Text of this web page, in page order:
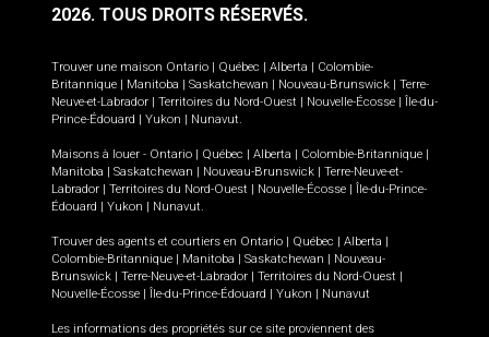
2026. TOUS DROITS RÉSERVÉS.
Trouver une maison Ontario Québec Alberta
Colombie-
Britannique
Manitoba Saskatchewan Nouveau-Brunswick
Terre-
Neuve-et-Labrador
Territoires du Nord-Ouest Nouvelle-Écosse
Île-du-
Prince-Édouard
Yukon Nunavut.
Maisons à louer - Ontario Québec Alberta Colombie-Britannique
Manitoba
Saskatchewan Nouveau-Brunswick
Terre-Neuve-et-
Labrador
Territoires du Nord-Ouest Nouvelle-Écosse
Île-du-Prince-
Édouard
Yukon Nunavut.
Trouver des agents et courtiers en Ontario Québec Alberta
Colombie-Britannique
Manitoba Saskatchewan
Nouveau-
Brunswick
Terre-Neuve-et-Labrador Territoires du Nord-Ouest
Nouvelle-Écosse
Île-du-Prince-Édouard Yukon Nunavut
Les informations des propriétés sur ce site proviennent des